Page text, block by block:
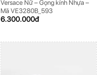
Versace Nữ – Gọng kính Nhựa –
Mã VE3280B_593
6.300.000đ